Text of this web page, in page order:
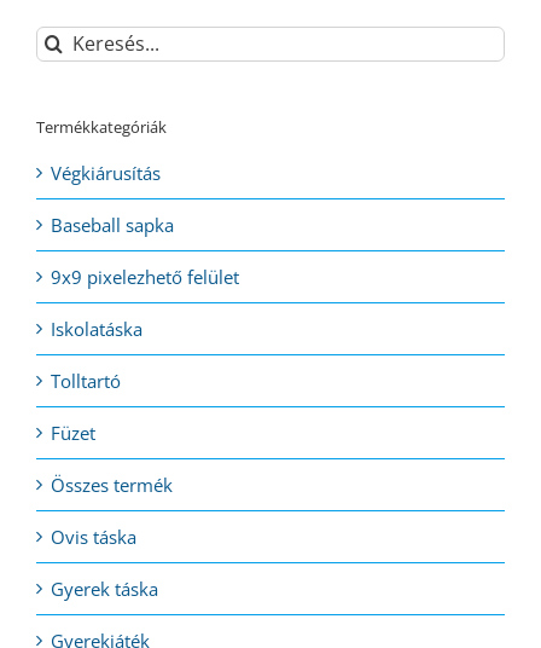
Keresés...
Termékkategóriák
Végkiárusítás
Baseball sapka
9x9 pixelezhető felület
Iskolatáska
Tolltartó
Füzet
Összes termék
Ovis táska
Gyerek táska
Gyerekjáték